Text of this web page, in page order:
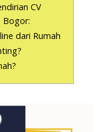
CV
Bogor:
dari Rumah